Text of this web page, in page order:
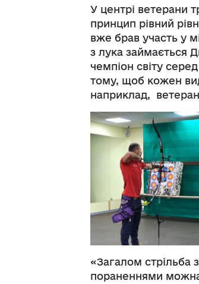
У центрі ветерани
принцип рівний
вже брав участь у
з лука займається
чемпіон світу
тому, щоб кожен вид
наприклад,
«Загалом стрільба
пораненнями можна